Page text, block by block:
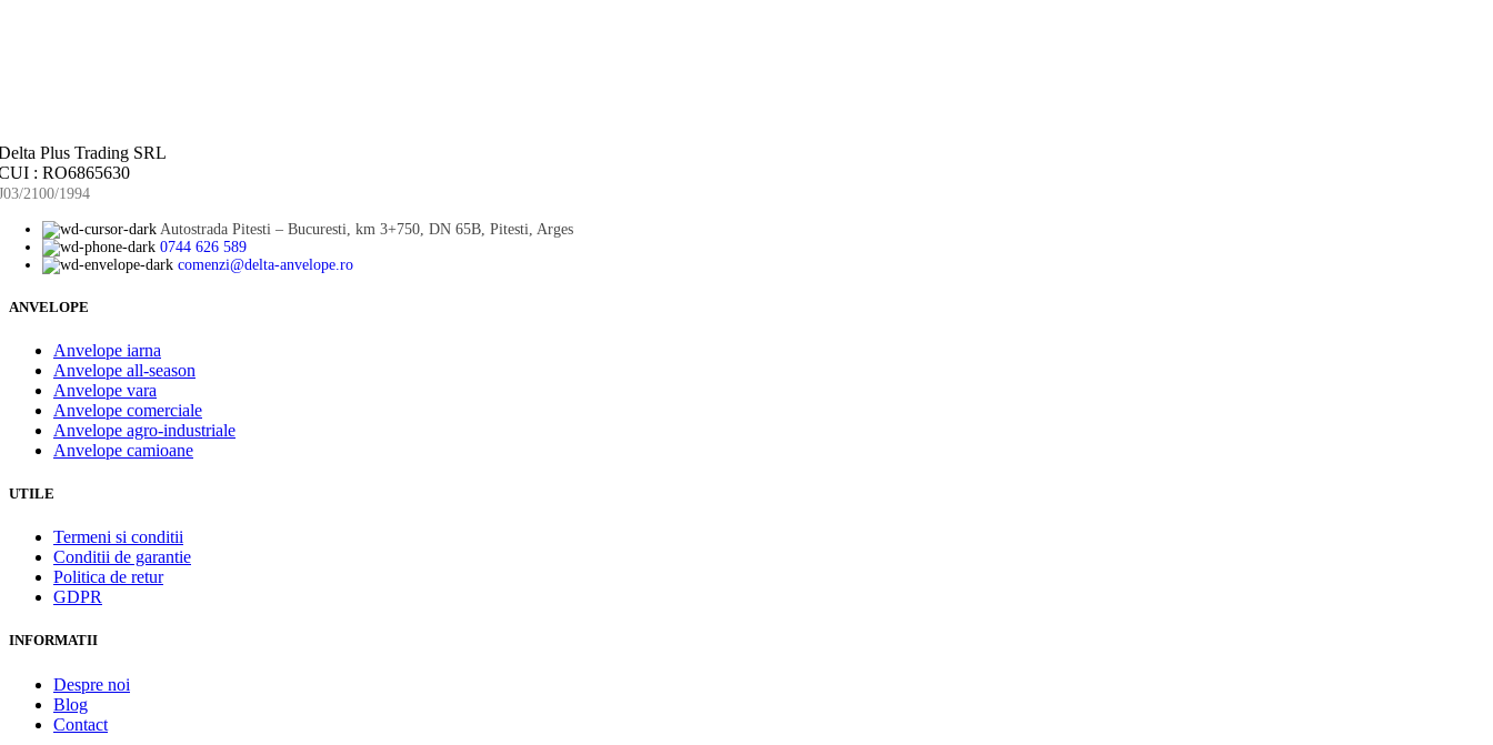
Plus Trading SRL
: RO6865630
2100/1994
Autostrada Pitesti – Bucuresti, km 3+750, DN 65B, Pitesti, Arges
0744 626 589
comenzi@delta-anvelope.ro
ANVELOPE
Anvelope iarna
Anvelope all-season
Anvelope vara
Anvelope comerciale
Anvelope agro-industriale
Anvelope camioane
UTILE
Termeni si conditii
Conditii de garantie
Politica de retur
GDPR
INFORMATII
Despre noi
Blog
Contact